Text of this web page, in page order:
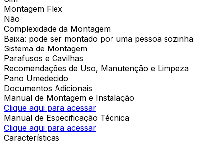
Montagem Flex
Não
Complexidade da Montagem
Baixa: pode ser montado por uma pessoa sozinha
Sistema de Montagem
Parafusos e Cavilhas
Recomendações de Uso, Manutenção e Limpeza
Pano Umedecido
Documentos Adicionais
Manual de Montagem e Instalação
Clique aqui para acessar
Manual de Especificação Técnica
Clique aqui para acessar
Características